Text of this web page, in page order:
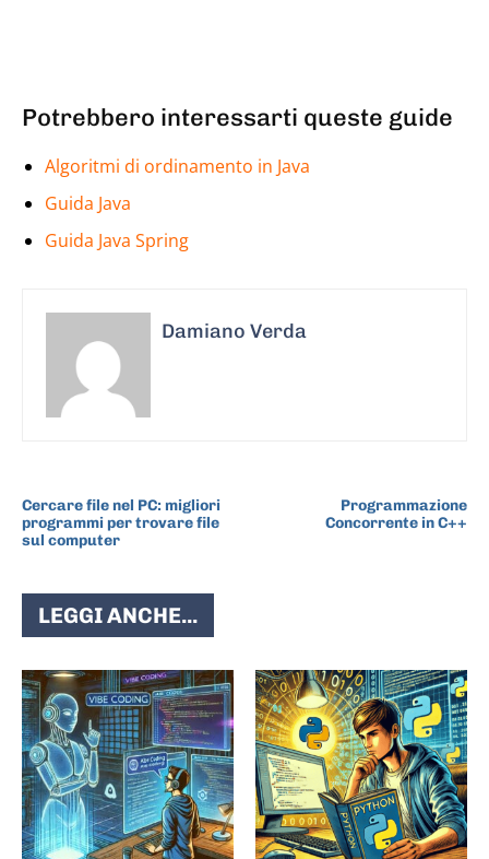
Potrebbero interessarti queste guide
Algoritmi di ordinamento in Java
Guida Java
Guida Java Spring
Damiano Verda
Cercare file nel PC: migliori
programmi per trovare file
sul computer
Programmazione
Concorrente in C++
LEGGI ANCHE...